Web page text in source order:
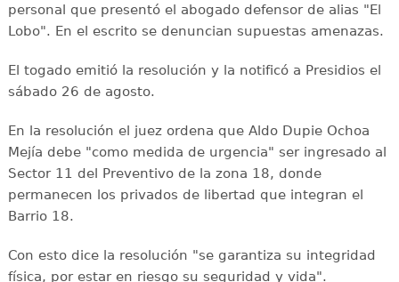
personal que presentó el abogado defensor de alias "El
Lobo". En el escrito se denuncian supuestas amenazas.
El togado emitió la resolución y la notificó a Presidios el
sábado 26 de agosto.
En la resolución el juez ordena que Aldo Dupie Ochoa
Mejía debe "como medida de urgencia" ser ingresado al
Sector 11 del Preventivo de la zona 18, donde
permanecen los privados de libertad que integran el
Barrio 18.
Con esto dice la resolución "se garantiza su integridad
física, por estar en riesgo su seguridad y vida".